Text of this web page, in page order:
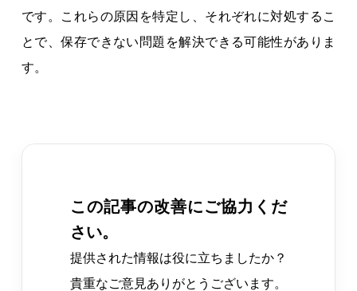
です。これらの原因を特定し、それぞれに対処するこ
とで、保存できない問題を解決できる可能性がありま
す。
この記事の改善にご協力くだ
さい。
提供された情報は役に立ちましたか？
貴重なご意見ありがとうございます。